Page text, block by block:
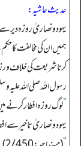
حدیث حاشیہ:
یہودونصاریٰ روزہ دیر
ہمیں ان کی مخالفت کا
کرنا شریعت کی خلاف
رسول اللہ صلی اللہ
”لوگ روزہ افطار
یہودونصاریٰ تاخیر سے